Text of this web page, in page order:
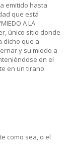
emitido hasta
que está
A LA
único sitio donde
dicho que a
y su miedo a
en el
en un tirano
como sea, o el